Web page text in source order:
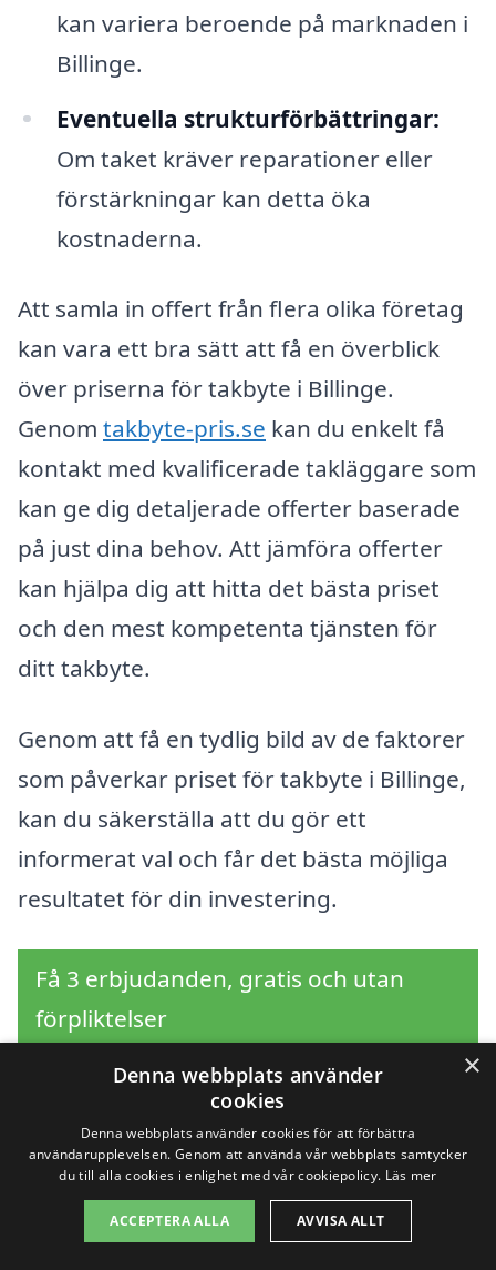
kan variera beroende på marknaden i
Billinge.
Eventuella strukturförbättringar:
Om taket kräver reparationer eller
förstärkningar kan detta öka
kostnaderna.
Att samla in offert från flera olika företag
kan vara ett bra sätt att få en överblick
över priserna för takbyte i Billinge.
Genom takbyte-pris.se kan du enkelt få
kontakt med kvalificerade takläggare som
kan ge dig detaljerade offerter baserade
på just dina behov. Att jämföra offerter
kan hjälpa dig att hitta det bästa priset
och den mest kompetenta tjänsten för
ditt takbyte.
Genom att få en tydlig bild av de faktorer
som påverkar priset för takbyte i Billinge,
kan du säkerställa att du gör ett
informerat val och får det bästa möjliga
resultatet för din investering.
Få 3 erbjudanden, gratis och utan
förpliktelser
Sök efter en
professionell för
takbyte i andra städer
×
Denna webbplats använder
cookies
Denna webbplats använder cookies för att förbättra
användarupplevelsen. Genom att använda vår webbplats samtycker
du till alla cookies i enlighet med vår cookiepolicy. Läs mer
ACCEPTERA ALLA AVVISA ALLT